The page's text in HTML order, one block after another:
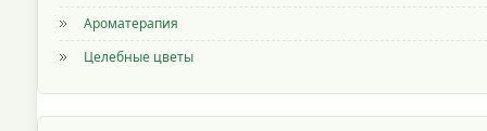
Ароматерапия
Целебные цветы